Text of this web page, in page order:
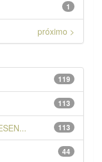
1
próximo >
119
113
113
44